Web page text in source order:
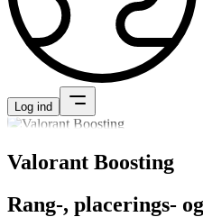
Log ind
Valorant Boosting
Rang-, placerings-